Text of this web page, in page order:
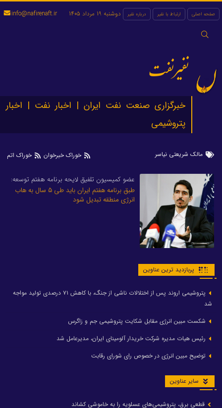
صفحه اصلی ارتباط با نفیر درباره نفیر
جستجو
دوشنبه 19 مرداد 1405 info@nafirenaft.ir
نفیرنفت
خبرگزاری صنعت نفت ایران | اخبار نفت | اخبار
پتروشیمی
مالک شریعتی نیاسر خوراک خبرخوان خوراک اتم
عضو کمیسیون تلفیق لایحه برنامه هفتم توسعه:
طبق برنامه هفتم ایران باید طی ۵ سال به هاب
انرژی منطقه تبدیل شود
پربازدید ترین عناوین
پتروشیمی اروند پس از اختلالات ناشی از جنگ، با کاهش ۷۱ درصدی تولید مواجه
شد
شکست مبین انرژی مقابل شکایت پتروشیمی جم و زاگرس
رئیس هیات مدیره شرکت خریدار آلومینای ایران، مدیرعامل شد
توضیح مبین انرژی در خصوص رای شورای رقابت
سایر عناوین
قطعی برق، پتروشیمی‌های عسلویه را به خاموشی کشاند